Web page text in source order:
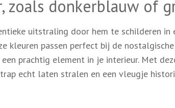
zoals donkerblauw of
uitstraling door hem te schilderen in
kleuren passen perfect bij de
prachtig element in je interieur. Met
echt laten stralen en een vleugje